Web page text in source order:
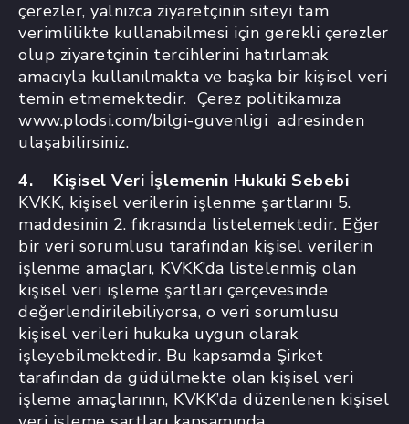
çerezler, yalnızca ziyaretçinin siteyi tam
verimlilikte kullanabilmesi için gerekli çerezler
olup ziyaretçinin tercihlerini hatırlamak
amacıyla kullanılmakta ve başka bir kişisel veri
temin etmemektedir. Çerez politikamıza
www.plodsi.com/bilgi-guvenligi adresinden
ulaşabilirsiniz.
4. Kişisel Veri İşlemenin Hukuki Sebebi
KVKK, kişisel verilerin işlenme şartlarını 5.
maddesinin 2. fıkrasında listelemektedir. Eğer
bir veri sorumlusu tarafından kişisel verilerin
işlenme amaçları, KVKK’da listelenmiş olan
kişisel veri işleme şartları çerçevesinde
değerlendirilebiliyorsa, o veri sorumlusu
kişisel verileri hukuka uygun olarak
işleyebilmektedir. Bu kapsamda Şirket
tarafından da güdülmekte olan kişisel veri
işleme amaçlarının, KVKK’da düzenlenen kişisel